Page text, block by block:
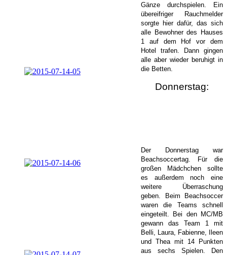
Gänze durchspielen. Ein
übereifriger Rauchmelder
sorgte hier dafür, das sich
alle Bewohner des Hauses
1 auf dem Hof vor dem
Hotel trafen. Dann gingen
alle aber wieder beruhigt in
die Betten.
Donnerstag:
Der Donnerstag war
Beachsoccertag. Für die
großen Mädchchen sollte
es außerdem noch eine
weitere Überraschung
geben. Beim Beachsoccer
waren die Teams schnell
eingeteilt. Bei den MC/MB
gewann das Team 1 mit
Belli, Laura, Fabienne, Ileen
und Thea mit 14 Punkten
aus sechs Spielen. Den